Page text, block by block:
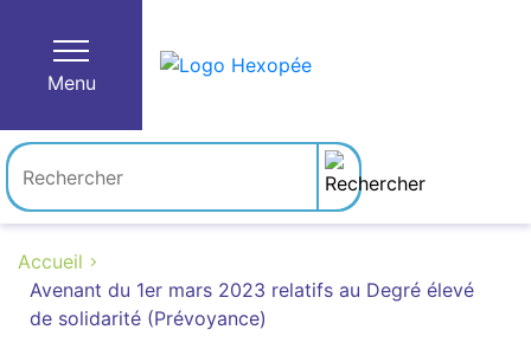
Menu
Accueil
Avenant du 1er mars 2023 relatifs au Degré élevé
de solidarité (Prévoyance)